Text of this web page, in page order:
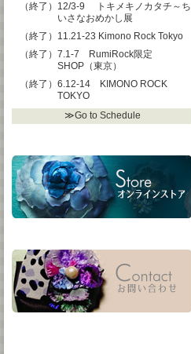
（終了）12/3-9 トキメキノカタチ～ち
いさなおめかし展
（終了）11.21-23 Kimono Rock Tokyo
（終了）7.1-7 RumiRock限定
SHOP（東京）
（終了）6.12-14 KIMONO ROCK
TOKYO
≫Go to Schedule